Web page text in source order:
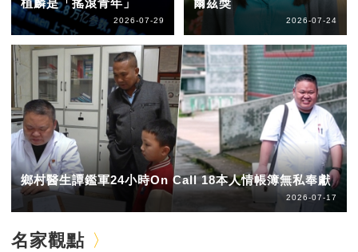
植麟是「搖滾青年」
2026-07-29
爾茲獎
2026-07-24
鄉村醫生譚鑑軍24小時On Call 18本人情帳簿無私奉獻
2026-07-17
名家觀點